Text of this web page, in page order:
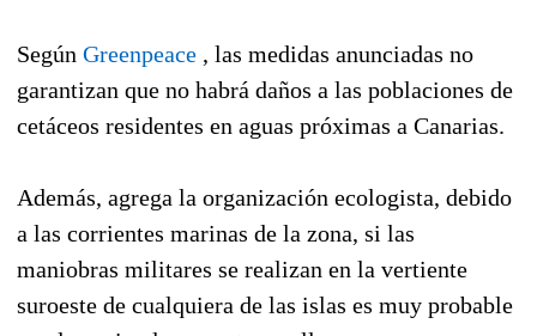
Según Greenpeace , las medidas anunciadas no
garantizan que no habrá daños a las poblaciones de
cetáceos residentes en aguas próximas a Canarias.
Además, agrega la organización ecologista, debido
a las corrientes marinas de la zona, si las
maniobras militares se realizan en la vertiente
suroeste de cualquiera de las islas es muy probable